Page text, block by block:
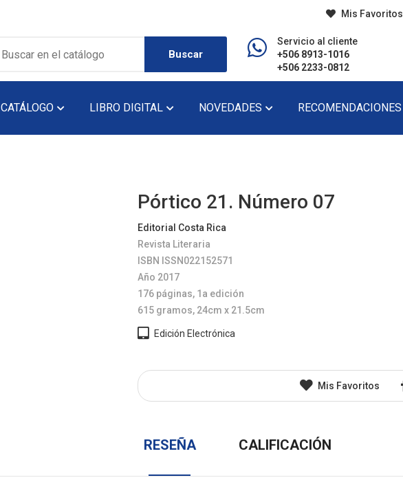
Mis Favoritos
Buscar
Servicio al cliente
+506 8913-1016
+506 2233-0812
CATÁLOGO
Fondo Editorial
Infantil
LIBRO DIGITAL NOVEDADES RECOMENDACIONES
Pórtico 21. Número 07
Editorial Costa Rica
Revista Literaria
ISBN ISSN022152571
Año 2017
176 páginas, 1a edición
615 gramos, 24cm x 21.5cm
Edición Electrónica
Mis Favoritos
RESEÑA CALIFICACIÓN